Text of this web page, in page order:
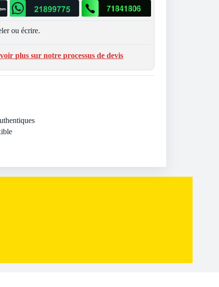
ou écrire.
plus sur notre processus de devis